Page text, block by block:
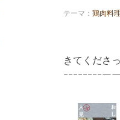
テーマ： 鶏肉料理
きてくださ
ｰｰｰｰｰｰｰｰー